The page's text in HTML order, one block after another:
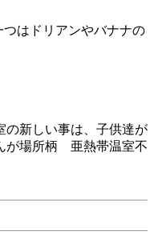
はドリアンやバナナの
新しい事は、子供達が
が場所柄 亜熱帯温室不